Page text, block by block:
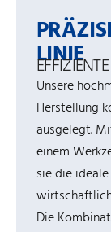
LINIE
Unsere
Herstellung
ausgelegt.
einem
sie die
Die